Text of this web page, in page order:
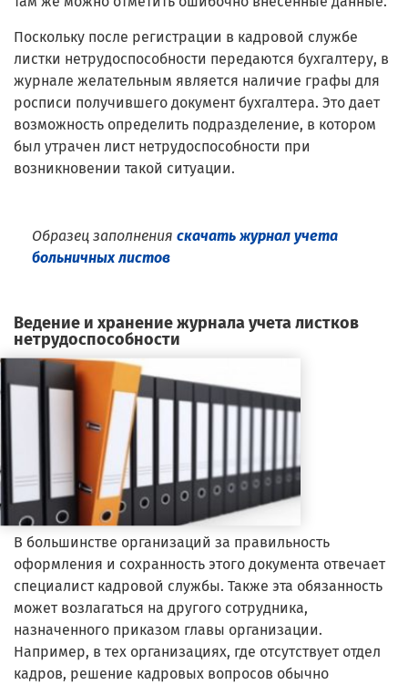
Поскольку после регистрации в кадровой службе
листки нетрудоспособности передаются бухгалтеру, в
журнале желательным является наличие графы для
росписи получившего документ бухгалтера. Это дает
возможность определить подразделение, в котором
был утрачен лист нетрудоспособности при
возникновении такой ситуации.
Образец заполнения скачать журнал учета
больничных листов
Ведение и хранение журнала учета листков
нетрудоспособности
В большинстве организаций за правильность
оформления и сохранность этого документа отвечает
специалист кадровой службы. Также эта обязанность
может возлагаться на другого сотрудника,
назначенного приказом главы организации.
Например, в тех организациях, где отсутствует отдел
кадров, решение кадровых вопросов обычно